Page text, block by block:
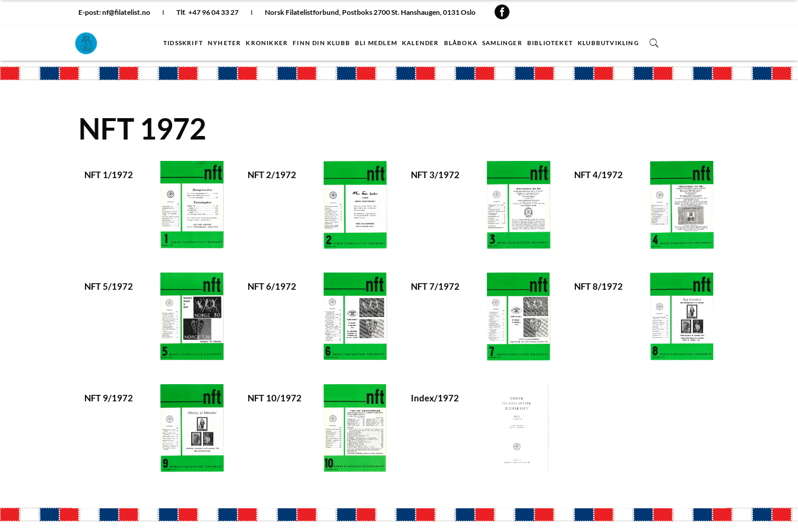
E-post: nf@filatelist.no I Tlf. +47 96 04 33 27 I Norsk Filatelistforbund, Postboks 2700 St. Hanshaugen, 0131 Oslo
TIDSSKRIFT NYHETER KRONIKKER FINN DIN KLUBB BLI MEDLEM KALENDER BLÅBOKA SAMLINGER BIBLIOTEKET KLUBBUTVIKLING
NFT 1972
NFT 1/1972 NFT 2/1972 NFT 3/1972 NFT 4/1972
NFT 5/1972 NFT 6/1972 NFT 7/1972 NFT 8/1972
NFT 9/1972 NFT 10/1972 Index/1972